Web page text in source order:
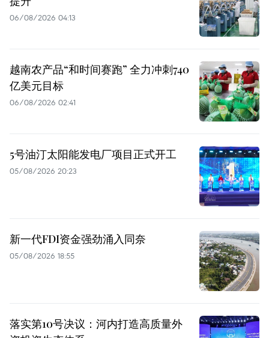
06/08/2026 04:13
越南农产品“和时间赛跑” 全力冲刺740
亿美元目标
06/08/2026 02:41
5号油汀太阳能发电厂项目正式开工
05/08/2026 20:23
新一代FDI资金强劲涌入同奈
05/08/2026 18:55
落实第10号决议：河内打造高质量外